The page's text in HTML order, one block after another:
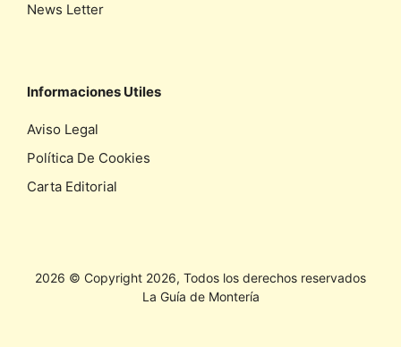
News Letter
Informaciones Utiles
Aviso Legal
Política De Cookies
Carta Editorial
2026 © Copyright 2026, Todos los derechos reservados
La Guía de Montería